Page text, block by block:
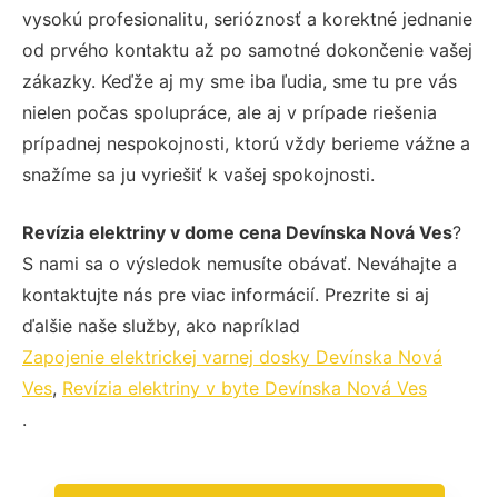
vysokú profesionalitu, serióznosť a korektné jednanie
od prvého kontaktu až po samotné dokončenie vašej
zákazky. Keďže aj my sme iba ľudia, sme tu pre vás
nielen počas spolupráce, ale aj v prípade riešenia
prípadnej nespokojnosti, ktorú vždy berieme vážne a
snažíme sa ju vyriešiť k vašej spokojnosti.
Revízia elektriny v dome cena Devínska Nová Ves?
S nami sa o výsledok nemusíte obávať. Neváhajte a
kontaktujte nás pre viac informácií. Prezrite si aj
ďalšie naše služby, ako napríklad
Zapojenie elektrickej varnej dosky Devínska Nová
Ves, Revízia elektriny v byte Devínska Nová Ves
.